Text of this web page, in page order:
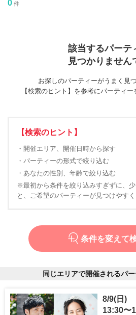
0 件
該当するパーテ
見つかりません
お探しのパーティーがうまく見
【検索のヒント】を参考にパーティー
【検索のヒント】
・開催エリア、開催日時から探す
・パーティーの形式で絞り込む
・あなたの性別、年齢で絞り込む
※最初から条件を絞り込みすぎずに、少
と、ご希望のパーティーが見つけやすく
条件を変えて
同じエリアで開催されるパ
8/9(日)
13:30〜